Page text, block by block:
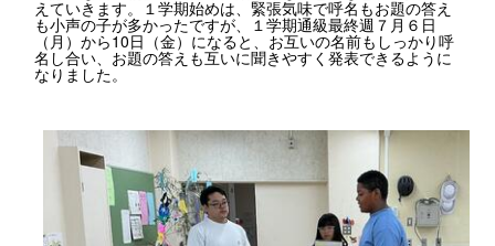
えていきます。１学期始めは、緊張気味で呼名もお題の答え
も小声の子が多かったですが、１学期通級最終週７月６日
（月）から10日（金）になると、お互いの名前もしっかり呼
名し合い、お題の答えも互いに聞きやすく発表できるように
なりました。